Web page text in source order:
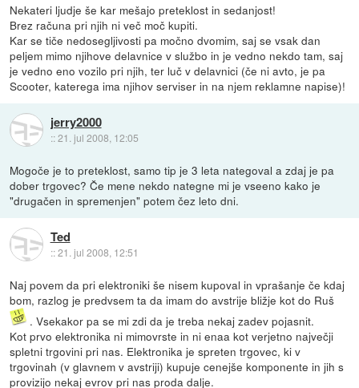
Nekateri ljudje še kar mešajo preteklost in sedanjost!
Brez računa pri njih ni več moč kupiti.
Kar se tiče nedosegljivosti pa močno dvomim, saj se vsak dan
peljem mimo njihove delavnice v službo in je vedno nekdo tam, saj
je vedno eno vozilo pri njih, ter luč v delavnici (če ni avto, je pa
Scooter, katerega ima njihov serviser in na njem reklamne napise)!
jerry2000
::21. jul 2008, 12:05
Mogoče je to preteklost, samo tip je 3 leta nategoval a zdaj je pa
dober trgovec? Če mene nekdo nategne mi je vseeno kako je
"drugačen in spremenjen" potem čez leto dni.
Ted
::21. jul 2008, 12:51
Naj povem da pri elektroniki še nisem kupoval in vprašanje če kdaj
bom, razlog je predvsem ta da imam do avstrije bližje kot do Ruš
. Vsekakor pa se mi zdi da je treba nekaj zadev pojasnit.
Kot prvo elektronika ni mimovrste in ni enaa kot verjetno največji
spletni trgovini pri nas. Elektronika je spreten trgovec, ki v
trgovinah (v glavnem v avstriji) kupuje cenejše komponente in jih s
provizijo nekaj evrov pri nas proda dalje.